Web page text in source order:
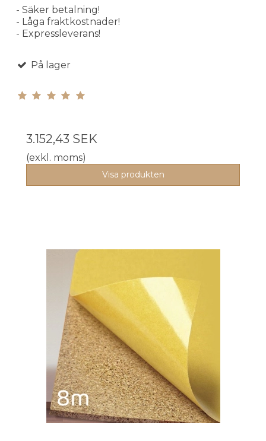
- Säker betalning!
- Låga fraktkostnader!
- Expressleverans!
På lager
3.152,43 SEK
(exkl. moms)
Visa produkten